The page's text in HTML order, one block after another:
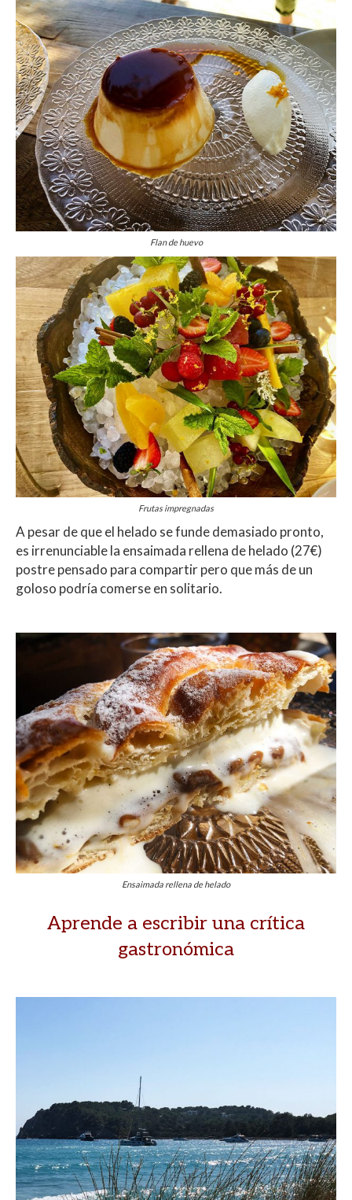
Flan de huevo
Frutas impregnadas
A pesar de que el helado se funde demasiado pronto,
es irrenunciable la ensaimada rellena de helado (27€)
postre pensado para compartir pero que más de un
goloso podría comerse en solitario.
Ensaimada rellena de helado
Aprende a escribir una crítica
gastronómica